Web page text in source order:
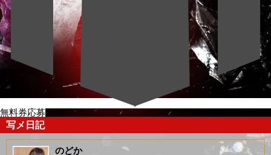
無料券応募
写メ日記
のどか